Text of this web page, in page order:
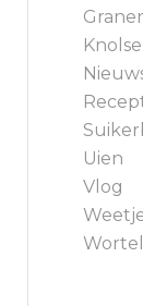
Uien
Vlog